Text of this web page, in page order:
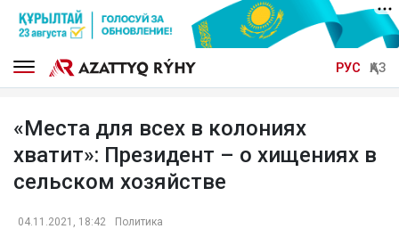
РУС ҚАЗ
«Места для всех в колониях
хватит»: Президент – о хищениях в
сельском хозяйстве
04.11.2021, 18:42 Политика